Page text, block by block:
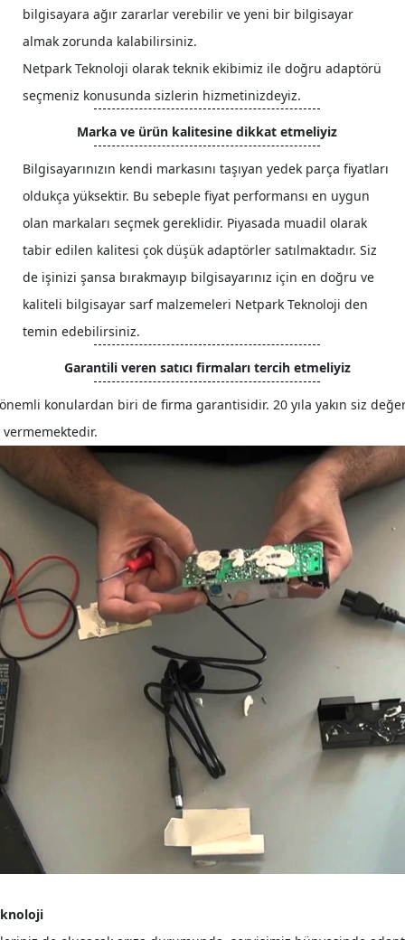
bilgisayara ağır zararlar verebilir ve yeni bir bilgisayar
almak zorunda kalabilirsiniz.
Netpark Teknoloji olarak teknik ekibimiz ile doğru adaptörü
seçmeniz konusunda sizlerin hizmetinizdeyiz.
Marka ve ürün kalitesine dikkat etmeliyiz
Bilgisayarınızın kendi markasını taşıyan yedek parça fiyatları
oldukça yüksektir. Bu sebeple fiyat performansı en uygun
olan markaları seçmek gereklidir. Piyasada muadil olarak
tabir edilen kalitesi çok düşük adaptörler satılmaktadır. Siz
de işinizi şansa bırakmayıp bilgisayarınız için en doğru ve
kaliteli bilgisayar sarf malzemeleri Netpark Teknoloji den
temin edebilirsiniz.
Garantili veren satıcı firmaları tercih etmeliyiz
konulardan biri de firma garantisidir. 20 yıla yakın siz